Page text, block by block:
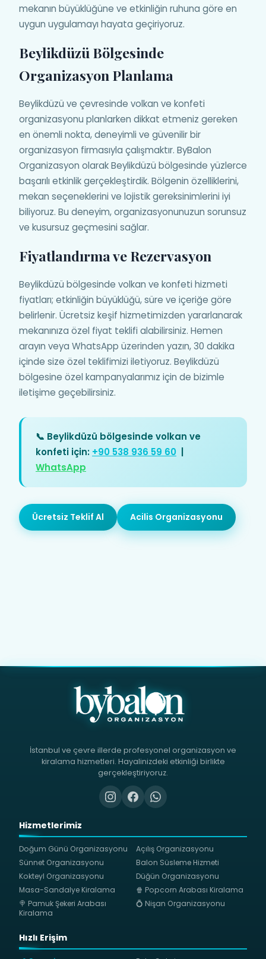
mekanın büyüklüğüne ve etkinliğin ruhuna göre en
uygun uygulamayı hayata geçiriyoruz.
Beylikdüzü Bölgesinde
Organizasyon Planlama
Beylikdüzü ve çevresinde volkan ve konfeti
organizasyonu planlarken dikkat etmeniz gereken
en önemli nokta, deneyimli ve güvenilir bir
organizasyon firmasıyla çalışmaktır. ByBalon
Organizasyon olarak Beylikdüzü bölgesinde yüzlerce
başarılı etkinlik gerçekleştirdik. Bölgenin özelliklerini,
mekan seçeneklerini ve lojistik gereksinimlerini iyi
biliyoruz. Bu deneyim, organizasyonunuzun sorunsuz
ve kusursuz geçmesini sağlar.
Fiyatlandırma ve Rezervasyon
Beylikdüzü bölgesinde volkan ve konfeti hizmeti
fiyatları; etkinliğin büyüklüğü, süre ve içeriğe göre
belirlenir. Ücretsiz keşif hizmetimizden yararlanarak
mekanınıza özel fiyat teklifi alabilirsiniz. Hemen
arayın veya WhatsApp üzerinden yazın, 30 dakika
içinde size özel teklifimizi iletiyoruz. Beylikdüzü
bölgesine özel kampanyalarımız için de bizimle
iletişime geçebilirsiniz.
📞 Beylikdüzü bölgesinde volkan ve
konfeti için: +90 538 936 59 60 |
WhatsApp
Ücretsiz Teklif Al Acilis Organizasyonu
İstanbul ve çevre illerde profesyonel organizasyon ve
kiralama hizmetleri. Hayalinizdeki etkinliği birlikte
gerçekleştiriyoruz.
Hizmetlerimiz
Doğum Günü Organizasyonu
Açılış Organizasyonu
Sünnet Organizasyonu
Balon Süsleme Hizmeti
Kokteyl Organizasyonu
Düğün Organizasyonu
Masa-Sandalye Kiralama
🍿 Popcorn Arabası Kiralama
🍭 Pamuk Şekeri Arabası
Kiralama
💍 Nişan Organizasyonu
Hızlı Erişim